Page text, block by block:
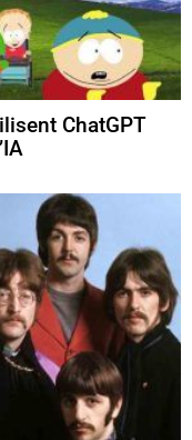
ChatGPT